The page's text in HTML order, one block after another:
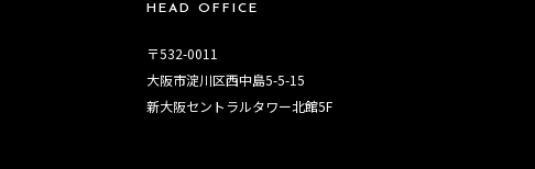
HEAD OFFICE
〒532-0011
大阪市淀川区西中島5-5-15
新大阪セントラルタワー北館5F